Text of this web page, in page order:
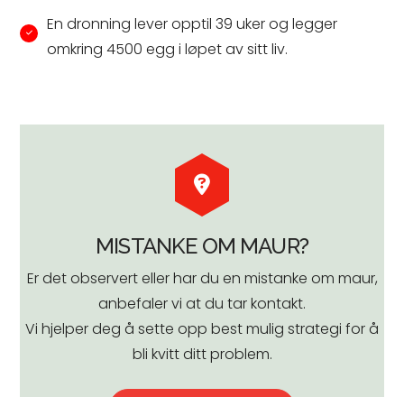
En dronning lever opptil 39 uker og legger
omkring 4500 egg i løpet av sitt liv.
MISTANKE OM MAUR?
Er det observert eller har du en mistanke om maur,
anbefaler vi at du tar kontakt.
Vi hjelper deg å sette opp best mulig strategi for å
bli kvitt ditt problem.